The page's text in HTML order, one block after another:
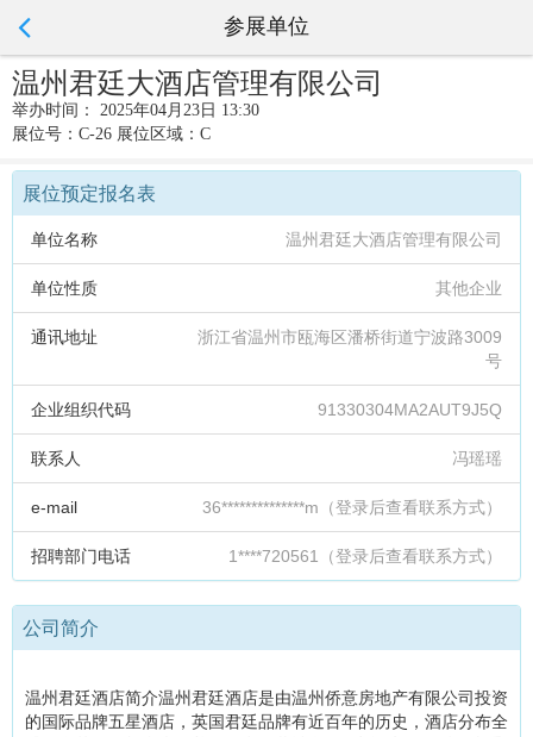
参展单位
温州君廷大酒店管理有限公司
举办时间： 2025年04月23日 13:30
展位号：C-26 展位区域：C
展位预定报名表
单位名称 温州君廷大酒店管理有限公司
单位性质 其他企业
通讯地址
浙江省温州市瓯海区潘桥街道宁波路3009
号
企业组织代码 91330304MA2AUT9J5Q
联系人 冯瑶瑶
e-mail 36**************m（登录后查看联系方式）
招聘部门电话 1****720561（登录后查看联系方式）
公司简介
温州君廷酒店简介温州君廷酒店是由温州侨意房地产有限公司投资
的国际品牌五星酒店，英国君廷品牌有近百年的历史，酒店分布全